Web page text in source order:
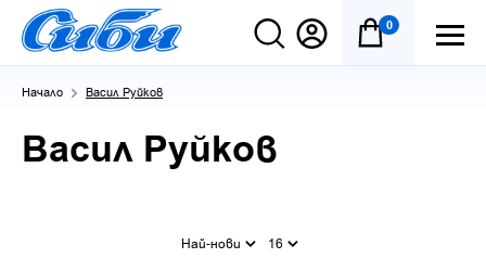
0
Начало Васил Руйков
Васил Руйков
Най-нови 16